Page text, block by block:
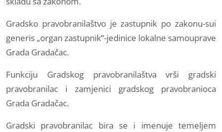
Gradsko pravobranilaštvo je zastupnik po zakonu-sui
generis „organ zastupnik“-jedinice lokalne samouprave
Grada Gradačac.
Funkciju Gradskog pravobranilaštva vrši gradski
pravobranilac i zamjenici gradskog pravobranioca
Grada Gradačac.
Gradski pravobranilac bira se i imenuje temeljem